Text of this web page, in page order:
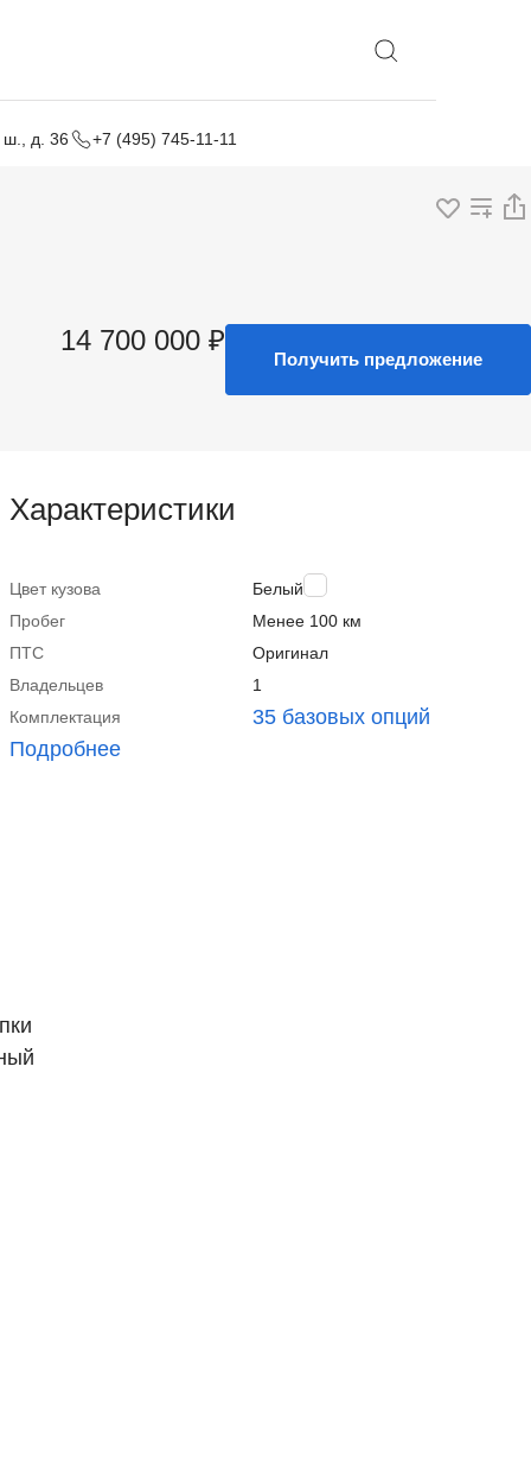
+7 (495) 745-11-11
ш., д. 36
14 700 000 ₽
Получить предложение
Характеристики
Цвет кузова
Белый
Пробег
Менее 100 км
ПТС
Оригинал
Владельцев
1
Комплектация
35 базовых опций
Подробнее